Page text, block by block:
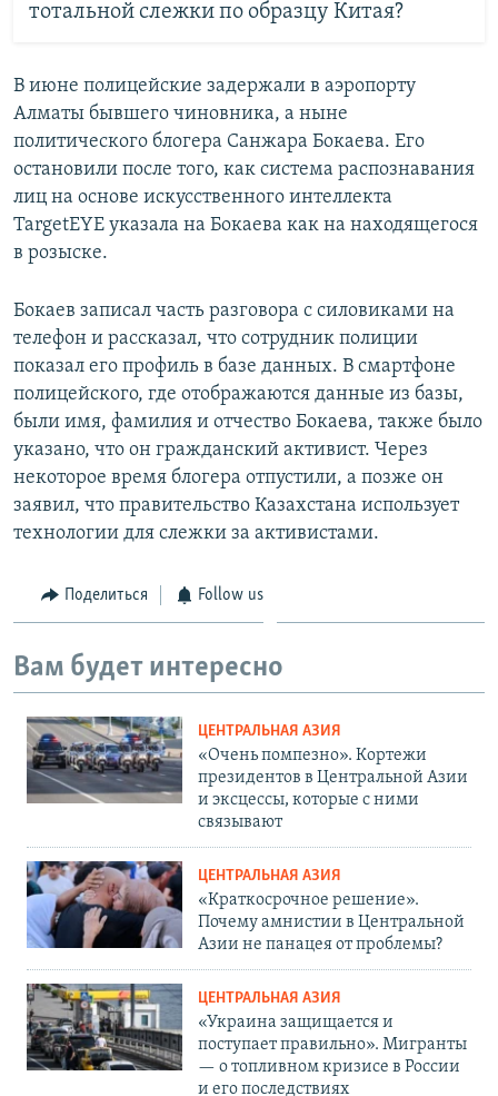
тотальной слежки по образцу Китая?
В июне полицейские задержали в аэропорту
Алматы бывшего чиновника, а ныне
политического блогера Санжара Бокаева. Его
остановили после того, как система распознавания
лиц на основе искусственного интеллекта
TargetEYE указала на Бокаева как на находящегося
в розыске.
Бокаев записал часть разговора с силовиками на
телефон и рассказал, что сотрудник полиции
показал его профиль в базе данных. В смартфоне
полицейского, где отображаются данные из базы,
были имя, фамилия и отчество Бокаева, также было
указано, что он гражданский активист. Через
некоторое время блогера отпустили, а позже он
заявил, что правительство Казахстана использует
технологии для слежки за активистами.
Поделиться Follow us
Вам будет интересно
ЦЕНТРАЛЬНАЯ АЗИЯ
«Очень помпезно». Кортежи
президентов в Центральной Азии
и эксцессы, которые с ними
связывают
ЦЕНТРАЛЬНАЯ АЗИЯ
«Краткосрочное решение».
Почему амнистии в Центральной
Азии не панацея от проблемы?
ЦЕНТРАЛЬНАЯ АЗИЯ
«Украина защищается и
поступает правильно». Мигранты
— о топливном кризисе в России
и его последствиях